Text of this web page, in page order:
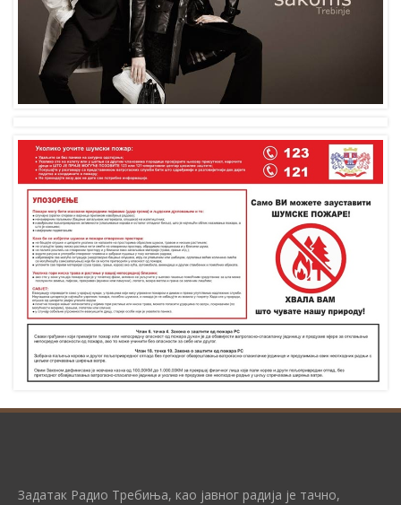
Задатак Радио Требиња, као јавног радија је тачно,